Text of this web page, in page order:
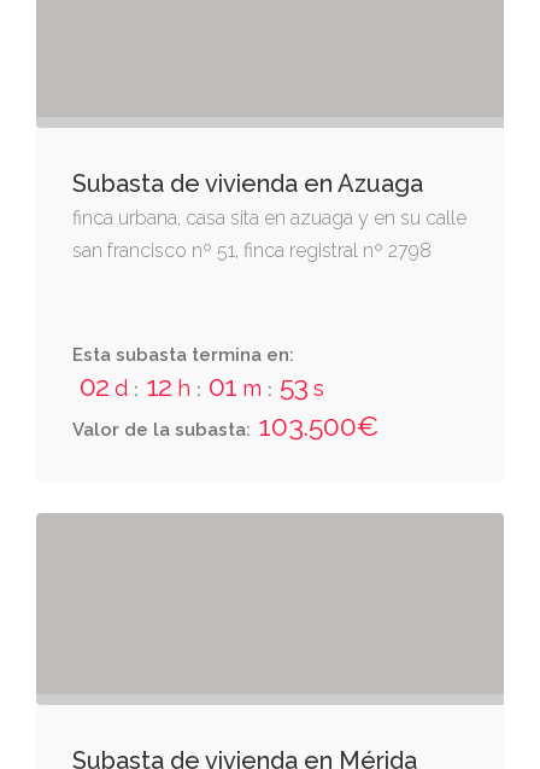
Subasta de vivienda en Azuaga
finca urbana, casa sita en azuaga y en su calle
san francisco nº 51, finca registral nº 2798
Esta subasta termina en:
02 d : 12 h : 01 m : 53 s
Valor de la subasta: 103.500€
Subasta de vivienda en Mérida